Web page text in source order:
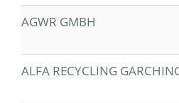
AGWR GMBH
ALFA RECYCLING